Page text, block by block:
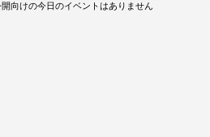
向けの今日のイベントはありません